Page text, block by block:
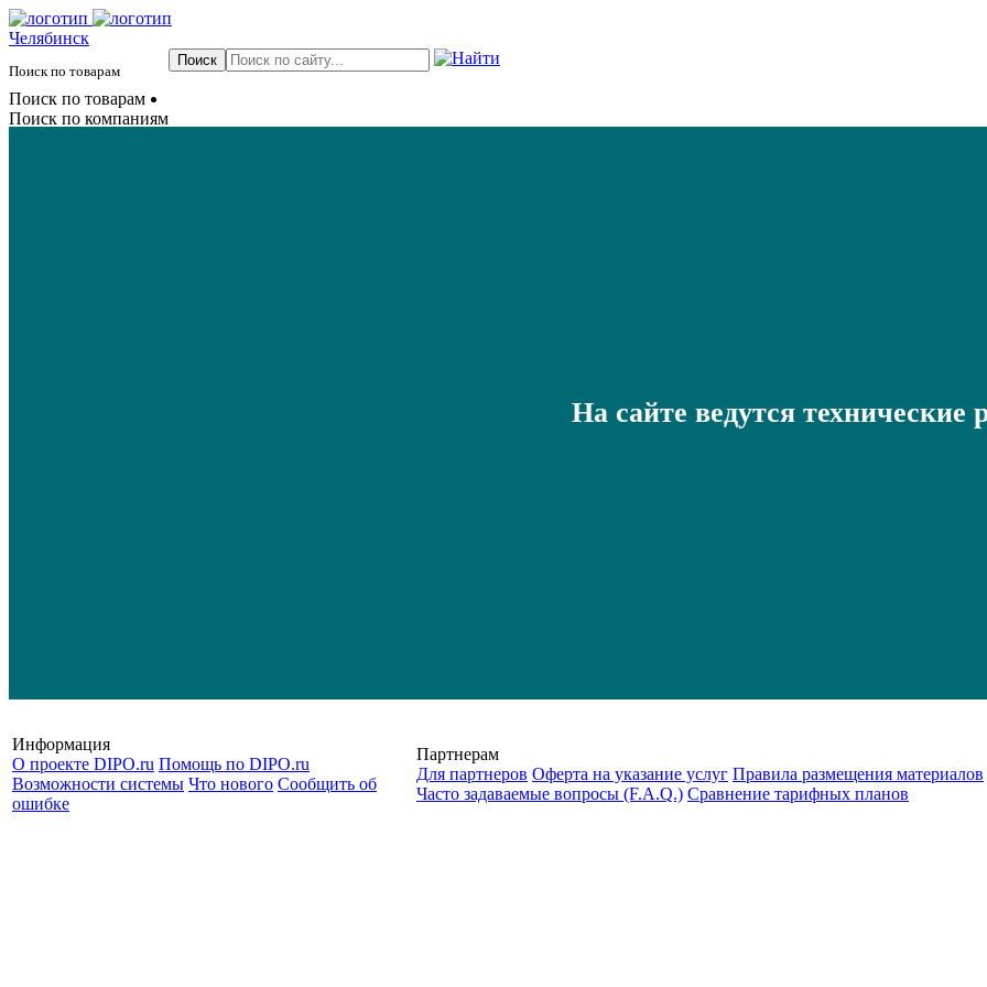
Челябинск
Поиск по товарам
Поиск по товарам
Поиск по компаниям
На сайте ведутся технические
Информация
О проекте DIPO.ru Помощь по DIPO.ru
Возможности системы Что нового Сообщить об
ошибке
Партнерам
Для партнеров Оферта на указание услуг Правила размещения материалов
Часто задаваемые вопросы (F.A.Q.) Cравнение тарифных планов